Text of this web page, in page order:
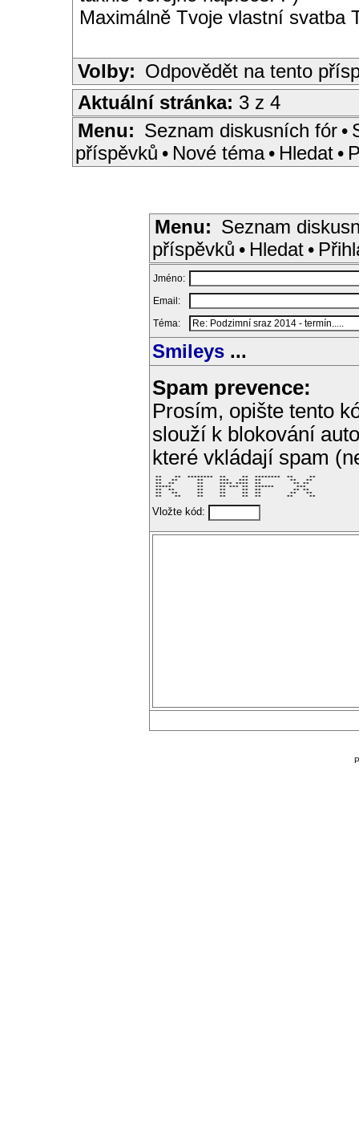
Maximálně Tvoje vlastní svatba
Volby: Odpovědět na tento
Aktuální stránka: 3 z 4
Menu: Seznam diskusních fór •
příspěvků • Nové téma • Hledat •
Menu: Seznam
příspěvků • Hledat •
Jméno:
Email:
Téma:
Smileys ...
Spam prevence:
Prosím, opište tento
slouží k blokování
které vkládají spam
**    **  ********  **     **  ********  **     **
**   **      **     ***   ***  **         **   **
**  **       **     **** ****  **          ** **
*****        **     ** *** **  ******       ***
**  **       **     **     **  **          ** **
**   **      **     **     **  **         **   **
**    **     **     **     **  **        **     **
Vložte kód: